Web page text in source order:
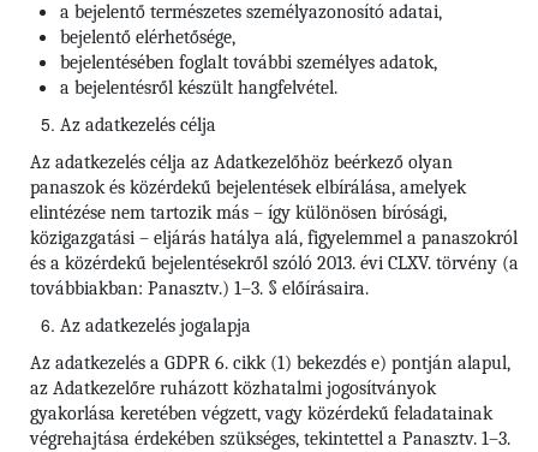
a bejelentő természetes személyazonosító adatai,
bejelentő elérhetősége,
bejelentésében foglalt további személyes adatok,
a bejelentésről készült hangfelvétel.
Az adatkezelés célja
Az adatkezelés célja az Adatkezelőhöz beérkező olyan
panaszok és közérdekű bejelentések elbírálása, amelyek
elintézése nem tartozik más – így különösen bírósági,
közigazgatási – eljárás hatálya alá, figyelemmel a panaszokról
és a közérdekű bejelentésekről szóló 2013. évi CLXV. törvény (a
továbbiakban: Panasztv.) 1–3. § előírásaira.
Az adatkezelés jogalapja
Az adatkezelés a GDPR 6. cikk (1) bekezdés e) pontján alapul,
az Adatkezelőre ruházott közhatalmi jogosítványok
gyakorlása keretében végzett, vagy közérdekű feladatainak
végrehajtása érdekében szükséges, tekintettel a Panasztv. 1–3.